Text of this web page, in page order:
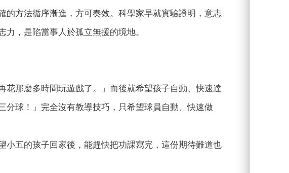
方法循序漸進，方可奏效。科學家早就實驗證明，意志
，是陷當事人於孤立無援的境地。
那麼多時間玩遊戲了。」而後就希望孩子自動、快速達
球！」完全沒有教導技巧，只希望球員自動、快速做
五的孩子回家後，能趕快把功課寫完，這份期待難道也